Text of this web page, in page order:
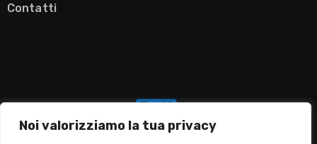
Noi valorizziamo la tua privacy
Contatti